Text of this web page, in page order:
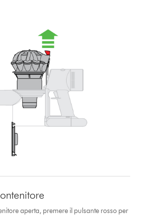
aperta, premere il pulsante rosso per